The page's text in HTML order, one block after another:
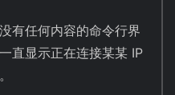
有任何内容的命令行界
直显示正在连接某某 IP